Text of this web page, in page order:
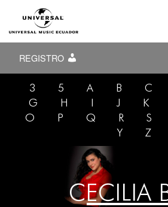
REGISTRO
3 5 A B C
G
H I J K
O
P Q R S
Y
Z
CECILIA